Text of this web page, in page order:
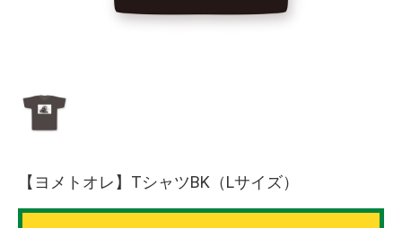
【ヨメトオレ】TシャツBK（Lサイズ）